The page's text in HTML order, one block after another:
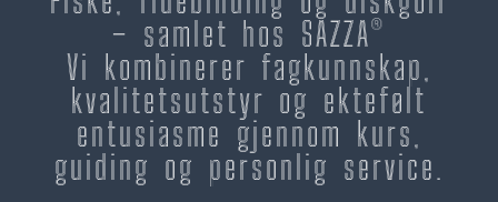
– samlet hos SAZZA®
Vi kombinerer fagkunnskap,
kvalitetsutstyr og ektefølt
entusiasme gjennom kurs,
guiding og personlig service.